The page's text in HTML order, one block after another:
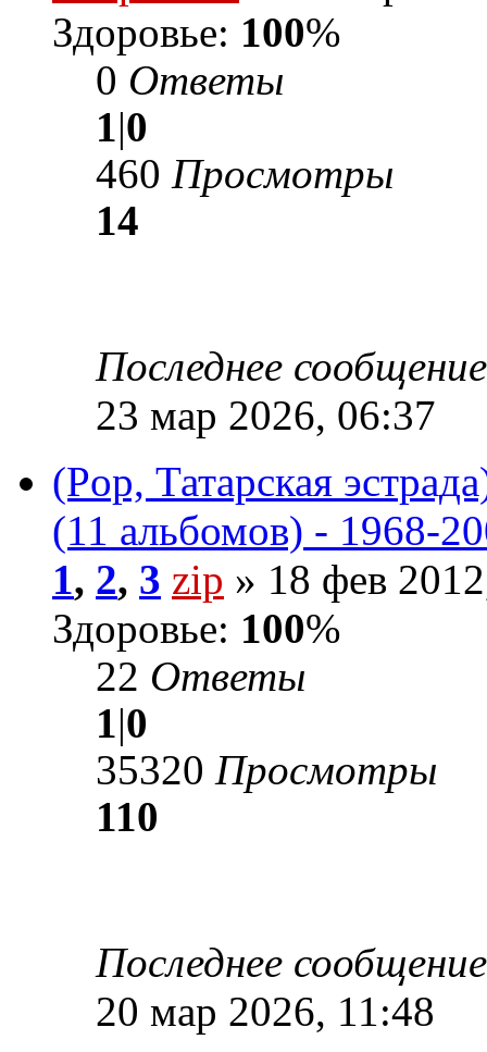
Здоровье: 100%
0 Ответы
1|0
460 Просмотры
14
Последнее
23 мар 2026, 06:37
(Pop, Татарская
(11 альбомов) - 1968-
1, 2, 3 zip » 18 фев
Здоровье: 100%
22 Ответы
1|0
35320 Просмотры
110
Последнее
20 мар 2026, 11:48